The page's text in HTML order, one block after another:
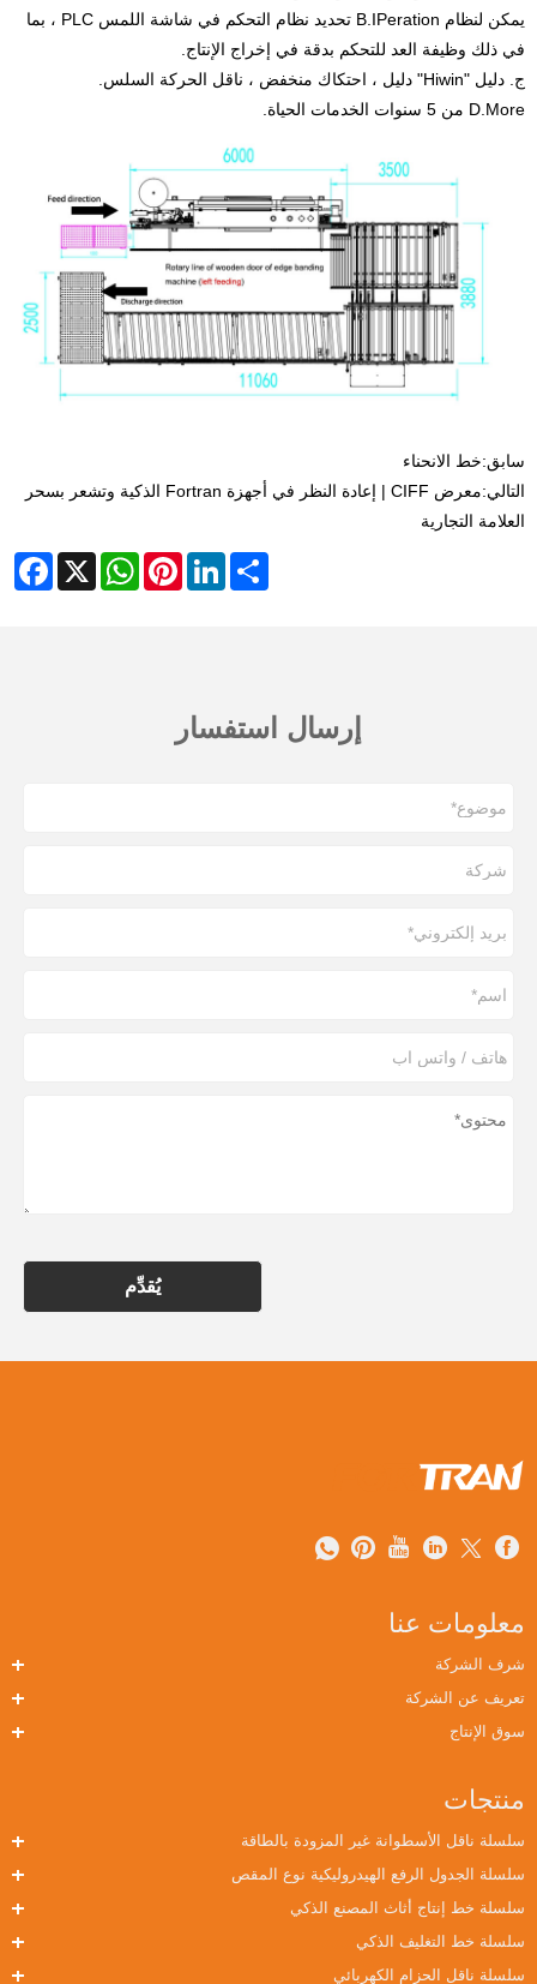
يمكن لنظام B.IPeration تحديد نظام التحكم في شاشة اللمس PLC ، بما
في ذلك وظيفة العد للتحكم بدقة في إخراج الإنتاج.
ج. دليل "Hiwin" دليل ، احتكاك منخفض ، ناقل الحركة السلس.
D.More من 5 سنوات الخدمات الحياة.
سابق:خط الانحناء
التالي:
معرض CIFF | إعادة النظر في أجهزة Fortran الذكية وتشعر بسحر
العلامة التجارية
X
WhatsAppPinterestLinkedInShare
إرسال استفسار
يُقدِّم
معلومات عنا
شرف الشركة
تعريف عن الشركة
سوق الإنتاج
منتجات
سلسلة ناقل الأسطوانة غير المزودة بالطاقة
سلسلة الجدول الرفع الهيدروليكية نوع المقص
سلسلة خط إنتاج أثاث المصنع الذكي
سلسلة خط التغليف الذكي
سلسلة ناقل الحزام الكهربائي